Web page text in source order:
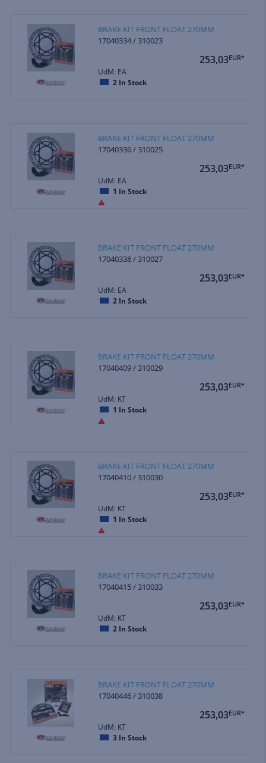
BRAKE KIT FRONT FLOAT 270MM
17040334 / 310023
253,03EUR*
UdM: EA
2 In Stock
BRAKE KIT FRONT FLOAT 270MM
17040336 / 310025
253,03EUR*
UdM: EA
1 In Stock
BRAKE KIT FRONT FLOAT 270MM
17040338 / 310027
253,03EUR*
UdM: EA
2 In Stock
BRAKE KIT FRONT FLOAT 270MM
17040409 / 310029
253,03EUR*
UdM: KT
1 In Stock
BRAKE KIT FRONT FLOAT 270MM
17040410 / 310030
253,03EUR*
UdM: KT
1 In Stock
BRAKE KIT FRONT FLOAT 270MM
17040415 / 310033
253,03EUR*
UdM: KT
2 In Stock
BRAKE KIT FRONT FLOAT 270MM
17040446 / 310038
253,03EUR*
UdM: KT
3 In Stock